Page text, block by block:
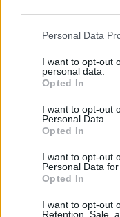
Personal Data
I want to opt-out
personal data.
Opted In
I want to opt-out
Personal Data.
Opted In
I want to opt-out
Personal Data
Opted In
I want to opt-out
Retention, Sale,
Grazie alla preziosa
Eni e in seguito ad
coordinata dal Servizio
dal territorio nazionale.
Ulteriori accertamenti,
della Repubblica e
hanno consentito di
successiva fase di
ottenute.